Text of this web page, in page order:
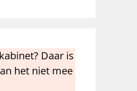
Daar is
het niet mee